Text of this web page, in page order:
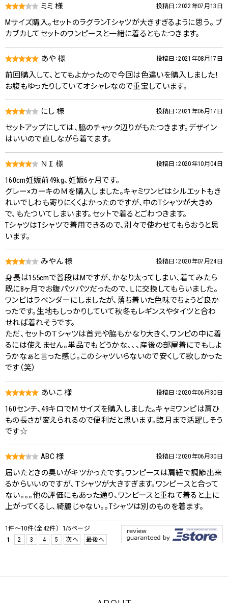
ミミ 様 投稿日：2022年07月13日
Mサイズ購入。セットのラグランTシャツが大きすぎるように思う。 ブ
カブカしてセットのワンピースと一緒に着るともたつきます。
あや 様 投稿日：2021年08月17日
前回購入して、とてもよかったので今回は色違いを購入しました！
お腹もゆったりしていてオシャレなので重宝しています。
にし 様 投稿日：2021年06月17日
セットアップにしては、脇のチャック辺りがもたつきます。デザイン
はいいので直しながら着てます。
ＮＩ 様 投稿日：2020年10月04日
160cm妊娠前49kg、妊娠6ヶ月です。
グレー×カーキのＭを購入しました。キャミワンピはシルエットもき
れいでしわも寄りにくくよかったのですが、中のTシャツが大きめ
で、もたついてしまいます。セットで着るとごわつきます。
TシャツはTシャツで着用できるので、別々で使わせてもらおうと思
います。
みやん 様 投稿日：2020年07月24日
身長は155cmで普段はMですが、かなり太ってしまい、着てみたら
既に8ヶ月でお腹パツパツだったので、Ｌに交換してもらいました。
ワンピはラベンダーにしましたが、落ち着いた色味でちょうど良か
ったです。生地もしっかりしていて秋冬もレギンスやタイツと合わ
せれば着れそうです。
ただ、セットのＴシャツは首元や脇もかなり大きく、ワンピの中に着
るには使えません。単品でもどうかな、、、産後の部屋着にでもしよ
うかなぁと言った感じ。このシャツいらないので安くして欲しかった
です（笑）
あいこ 様 投稿日：2020年06月30日
160センチ、49キロでＭサイズを購入しました。キャミワンピは肩ひ
もの長さが変えられるので便利だと思います。臨月まで活躍しそう
です☆
ABC 様 投稿日：2020年06月30日
届いたときの臭いがキツかったです。ワンピースは肩紐で調節出来
るからいいのですが、Ｔシャツが大きすぎます。ワンピースと合って
ない。。。他の評価にもあった通り、ワンピースと重ねて着ると上に
上がってくるし、綺麗じゃない。。Tシャツは別のものを着ます。
1件～10件（全42件） 1/5ページ
1
2 3 4 5 次へ 最後へ